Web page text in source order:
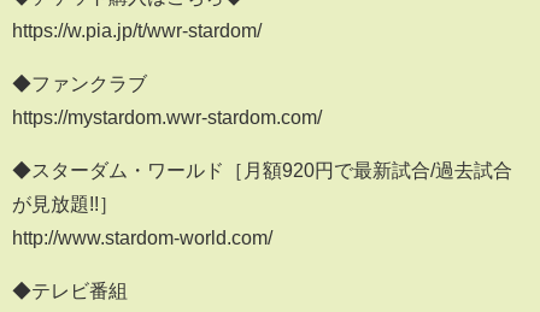
https://w.pia.jp/t/wwr-stardom/
◆ファンクラブ
https://mystardom.wwr-stardom.com/
◆スターダム・ワールド［月額920円で最新試合/過去試合
が見放題!!］
http://www.stardom-world.com/
◆テレビ番組